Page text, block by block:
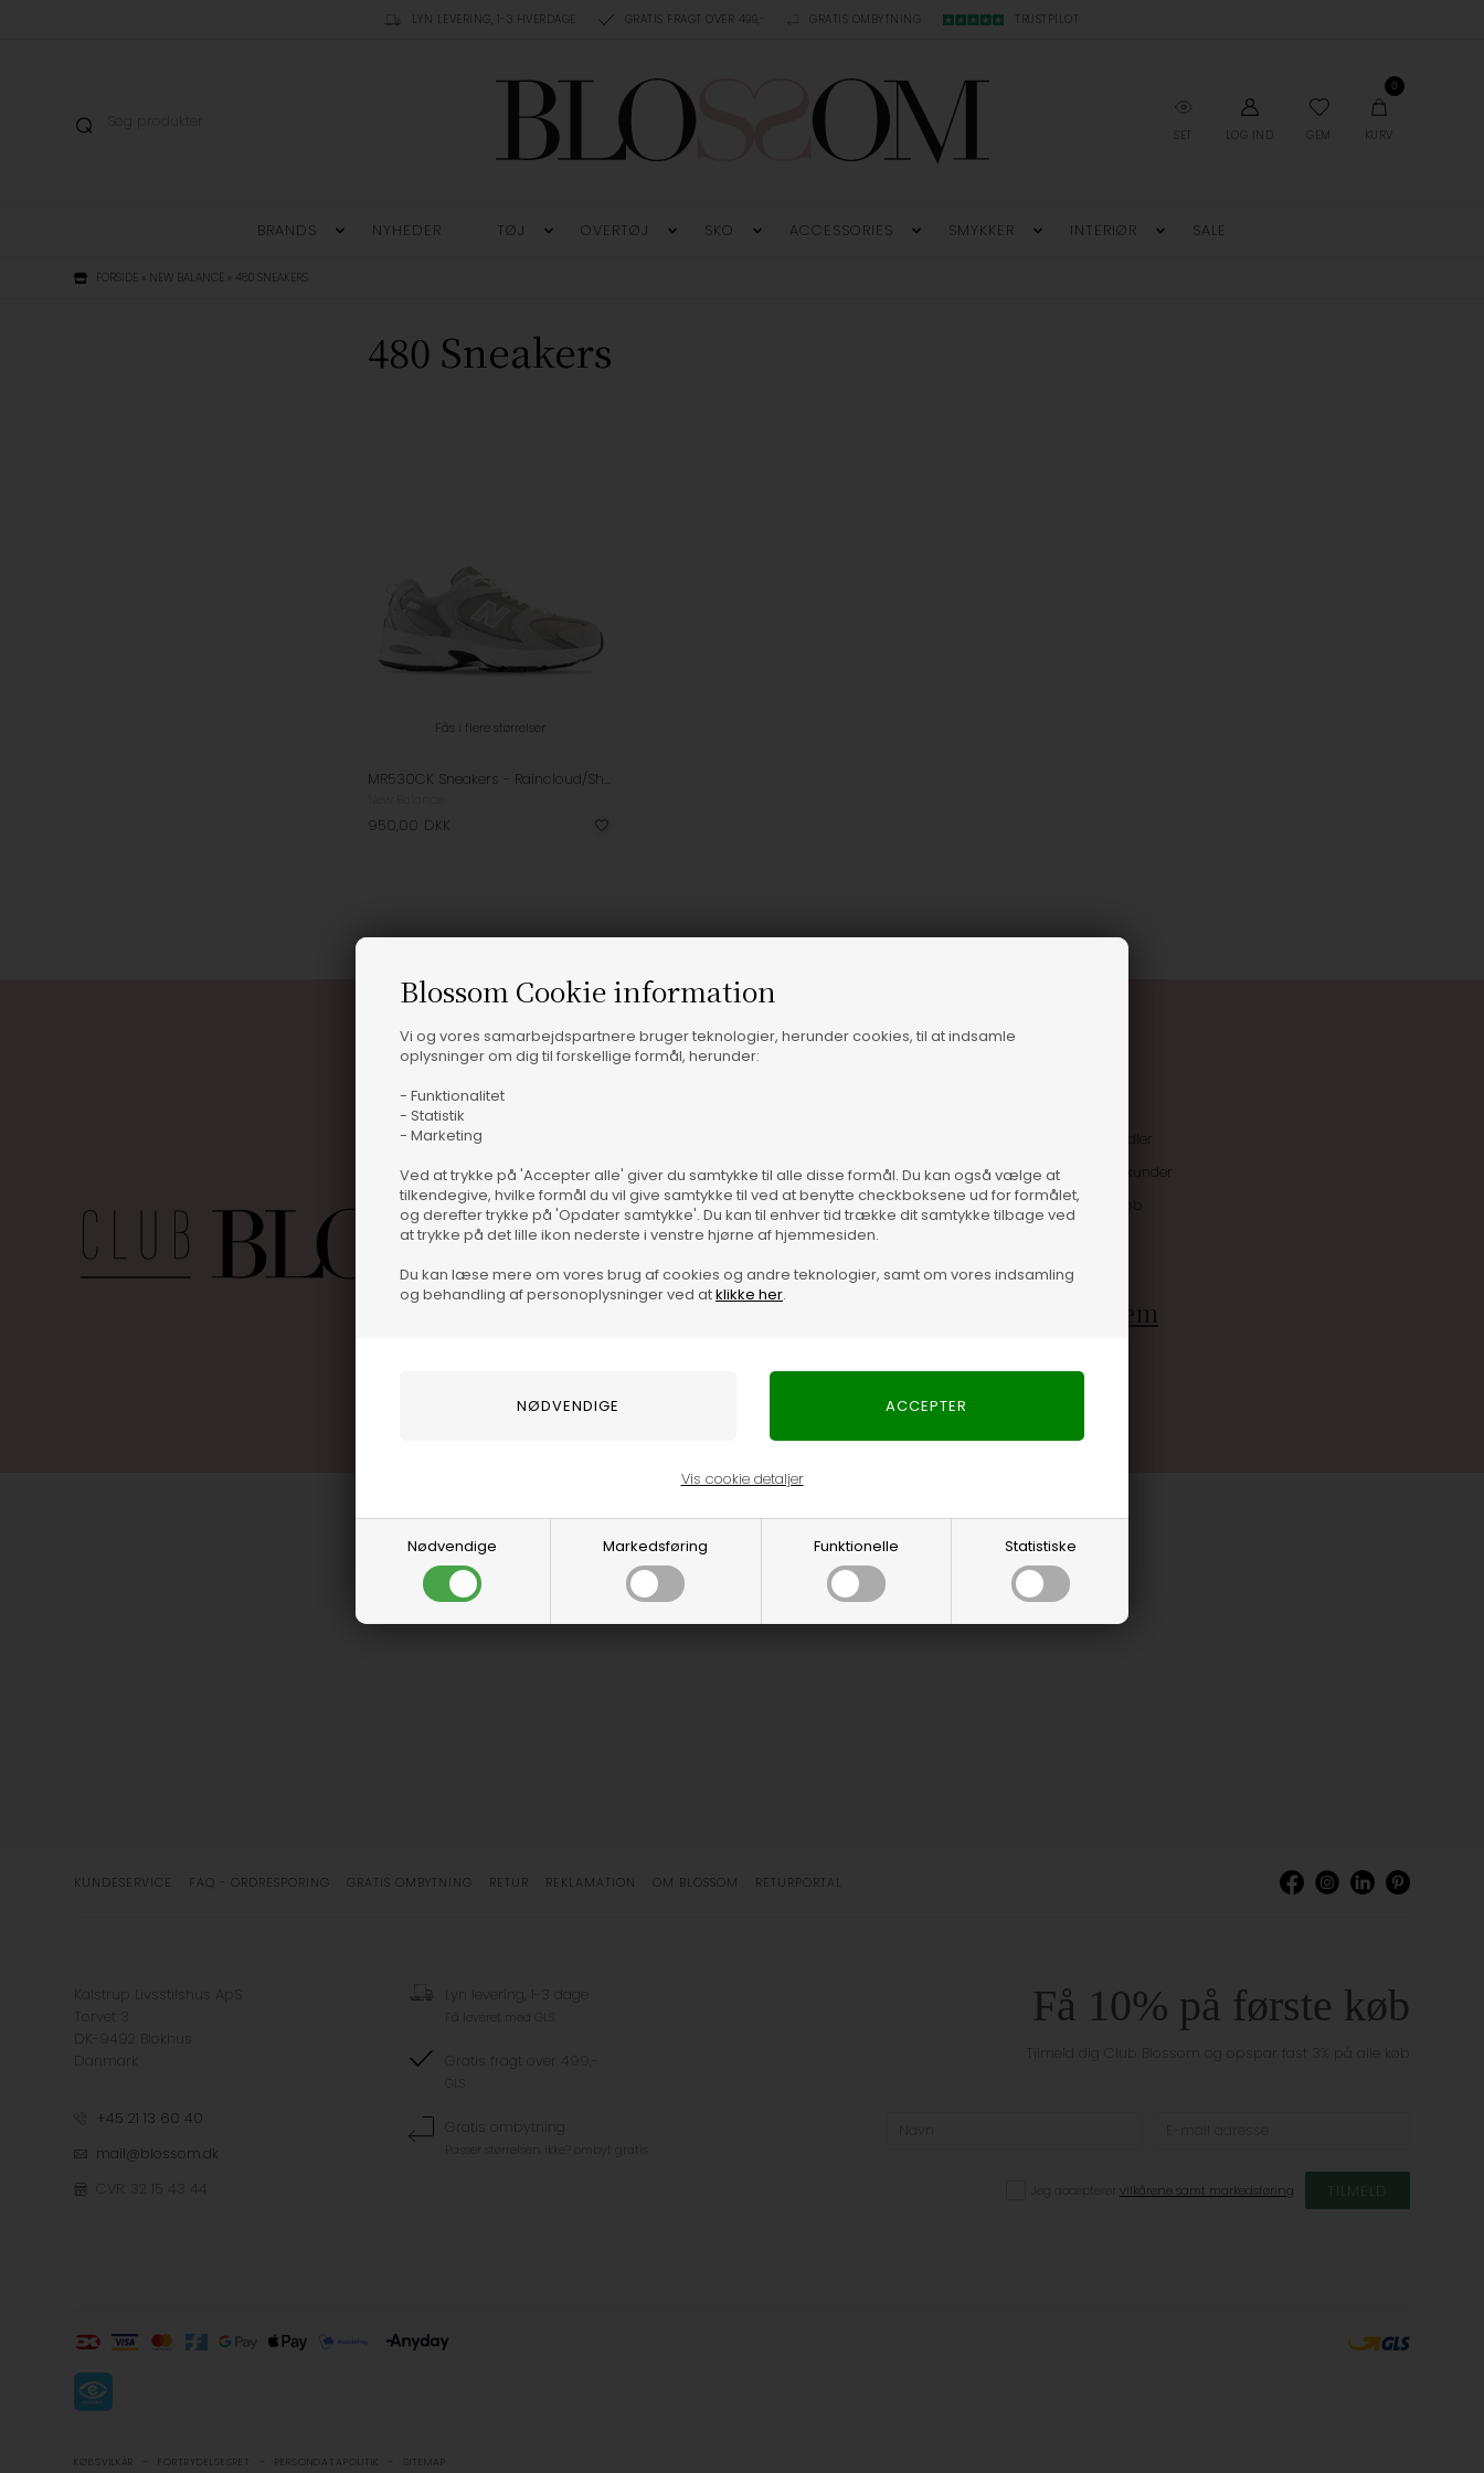
Blossom Cookie information
Vi og vores samarbejdspartnere bruger teknologier, herunder cookies, til at indsamle
oplysninger om dig til forskellige formål, herunder:
- Funktionalitet
- Statistik
- Marketing
Ved at trykke på 'Accepter alle' giver du samtykke til alle disse formål. Du kan også vælge at
tilkendegive, hvilke formål du vil give samtykke til ved at benytte checkboksene ud for formålet,
og derefter trykke på 'Opdater samtykke'. Du kan til enhver tid trække dit samtykke tilbage ved
at trykke på det lille ikon nederste i venstre hjørne af hjemmesiden.
Du kan læse mere om vores brug af cookies og andre teknologier, samt om vores indsamling
og behandling af personoplysninger ved atklikke her.
Nødvendige Markedsføring Funktionelle Statistiske
Vis cookie detaljer
LYN LEVERING, 1-3 HVERDAGE GRATIS FRAGT OVER 499,- GRATIS OMBYTNING TRUSTPILOT
SET LOG IND GEM
0
KURV
BRANDS NYHEDER TØJ OVERTØJ SKO ACCESSORIES SMYKKER INTERIØR SALE
FORSIDE » NEW BALANCE » 480 SNEAKERS
480 Sneakers
Fås i flere størrelser
MR530CK Sneakers - Raincloud/Shadow Grey
950,00 DKK
Optjen 3% i bonuskroner når du handler
Særlige, eksklusive tilbud kun til klubkunder
Brug dine point allerede på næste køb
.... og mange flere fordele
Læs mere og bliv medlem
KUNDESERVICE FAQ - ORDRESPORING GRATIS OMBYTNING RETUR REKLAMATION OM BLOSSOM RETURPORTAL
Kalstrup Livsstilshus ApS
Torvet 3
DK-9492 Blokhus
Danmark
+45 21 13 60 40
mail@blossom.dk
CVR: 32 15 43 44
Lyn levering, 1-3 dage
Få leveret med GLS
Gratis fragt over 499,-
Gratis ombytning
Passer størrelsen ikke? ombyt gratis
Få 10% på første køb
Tilmeld dig Club Blossom og opspar fast 3% på alle køb
Jeg accepterer vilkårene samt markedsføring
KØBSVILKÅR -FORTRYDELSESRET -PERSONDATAPOLITIK SITEMAP